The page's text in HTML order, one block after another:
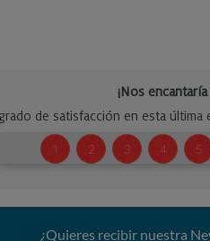
¿Quieres recibir nuestra